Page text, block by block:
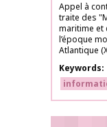
Appel à
traite des
maritime et
l’époque
Atlantique
Keywords